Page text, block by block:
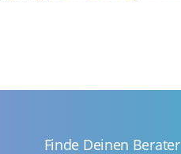
Finde Deinen Berater